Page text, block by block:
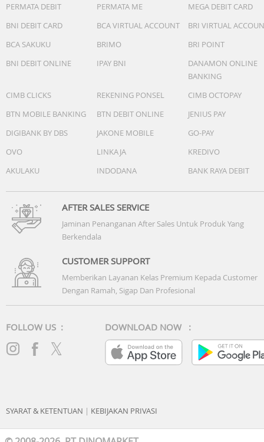
PERMATA DEBIT
PERMATA ME
MEGA DEBIT CARD
BNI DEBIT CARD
BCA VIRTUAL ACCOUNT
BRI VIRTUAL
BCA SAKUKU
BRIMO
BRI POINT
BNI DEBIT ONLINE
IPAY BNI
DANAMON ONLINE
BANKING
CIMB CLICKS
REKENING PONSEL
CIMB OCTOPAY
BTN MOBILE BANKING
BTN DEBIT ONLINE
JENIUS PAY
DIGIBANK BY DBS
JAKONE MOBILE
GO-PAY
OVO
LINKAJA
KREDIVO
AKULAKU
INDODANA BANK RAYA DEBIT
AFTER SALES SERVICE
Jaminan Penanganan After Sales Untuk Produk Yang
Berkendala
CUSTOMER SUPPORT
Memberikan Layanan Kelas Premium Kepada Customer
Dengan Ramah, Sigap Dan Profesional
FOLLOW US : DOWNLOAD NOW :
SYARAT & KETENTUAN | KEBIJAKAN PRIVASI